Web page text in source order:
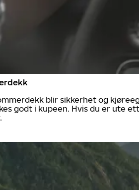
blir sikkerhet og
godt i kupeen. Hvis du er ute